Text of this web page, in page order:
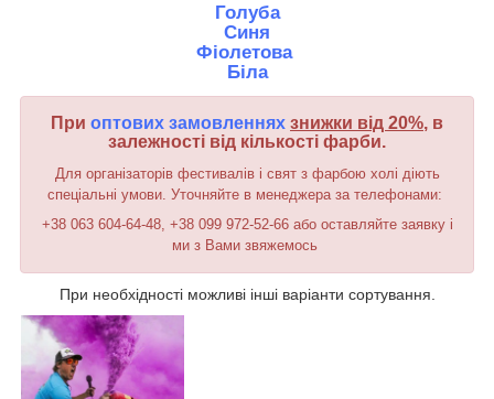
Голуба
Синя
Фіолетова
Біла
При оптових замовленнях знижки від 20%, в
залежності від кількості фарби.
Для організаторів фестивалів і свят з фарбою холі діють
спеціальні умови. Уточняйте в менеджера за телефонами:
+38 063 604-64-48, +38 099 972-52-66 або оставляйте заявку і
ми з Вами звяжемось
При необхідності можливі інші варіанти сортування.